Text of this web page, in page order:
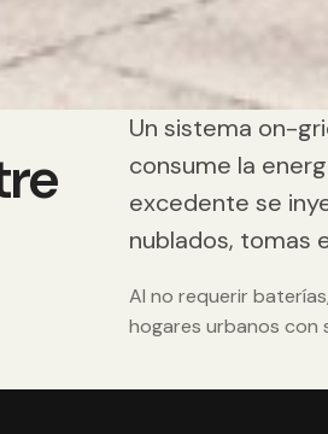
Un sistema on-
consume la
excedente se
nublados, tomas
Al no requerir
hogares urbanos con